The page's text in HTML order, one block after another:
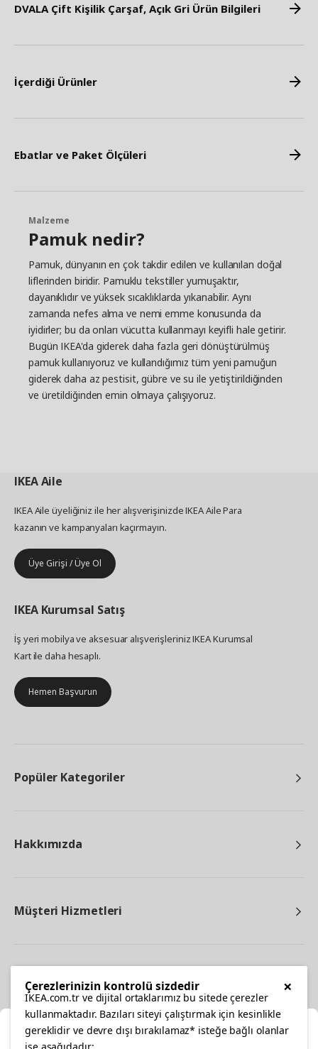
DVALA Çift Kişilik Çarşaf, Açık Gri Ürün Bilgileri
İçerdiği Ürünler
Ebatlar ve Paket Ölçüleri
Malzeme
Pamuk nedir?
Pamuk, dünyanın en çok takdir edilen ve kullanılan doğal
liflerinden biridir. Pamuklu tekstiller yumuşaktır,
dayanıklıdır ve yüksek sıcaklıklarda yıkanabilir. Aynı
zamanda nefes alma ve nemi emme konusunda da
iyidirler; bu da onları vücutta kullanmayı keyifli hale getirir.
Bugün IKEA'da giderek daha fazla geri dönüştürülmüş
pamuk kullanıyoruz ve kullandığımız tüm yeni pamuğun
giderek daha az pestisit, gübre ve su ile yetiştirildiğinden
ve üretildiğinden emin olmaya çalışıyoruz.
IKEAAile
IKEA Aile üyeliğiniz ile her alışverişinizde IKEA Aile Para
kazanın ve kampanyaları kaçırmayın.
Üye Girişi / Üye Ol
IKEA Kurumsal Satış
İş yeri mobilya ve aksesuar alışverişleriniz IKEA Kurumsal
Kart ile daha hesaplı.
Hemen Başvurun
Popüler Kategoriler
Hakkımızda
Müşteri Hizmetleri
×
Çerezlerinizin kontrolü sizdedir
IKEA.com.tr ve dijital ortaklarımız bu sitede çerezler
kullanmaktadır. Bazıları siteyi çalıştırmak için kesinlikle
gereklidir ve devre dışı bırakılamaz* isteğe bağlı olanlar